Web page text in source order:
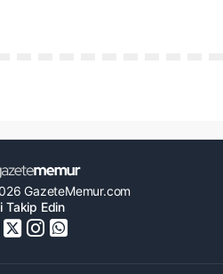
GazeteMemur.com
Takip Edin